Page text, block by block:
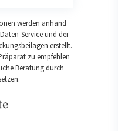
werden anhand
Service und der
erstellt.
zu empfehlen
Beratung durch